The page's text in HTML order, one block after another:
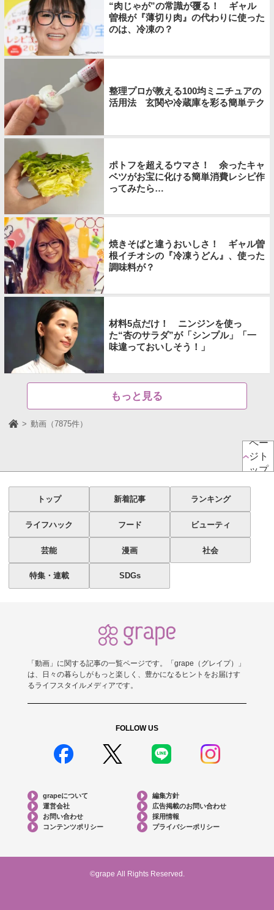
“肉じゃが”の常識が覆る！ ギャル
曽根が『薄切り肉』の代わりに使った
のは、冷凍の？
整理プロが教える100均ミニチュアの
活用法 玄関や冷蔵庫を彩る簡単テク
ポトフを超えるウマさ！ 余ったキャ
ベツがお宝に化ける簡単消費レシピ作
ってみたら…
焼きそばと違うおいしさ！ ギャル曽
根イチオシの『冷凍うどん』、使った
調味料が？
材料5点だけ！ ニンジンを使っ
た“杏のサラダ”が「シンプル」「一
味違っておいしそう！」
もっと見る
動画（7875件）
ペー
ジト
ップ
トップ 新着記事 ランキング
ライフハック フード ビューティ
芸能 漫画 社会
特集・連載 SDGs
「動画」に関する記事の一覧ページです。「grape（グレイプ）」
は、日々の暮らしがもっと楽しく、豊かになるヒントをお届けす
るライフスタイルメディアです。
FOLLOW US
grapeについて
編集方針
運営会社
広告掲載のお問い合わせ
お問い合わせ
採用情報
コンテンツポリシー
プライバシーポリシー
©grape All Rights Reserved.